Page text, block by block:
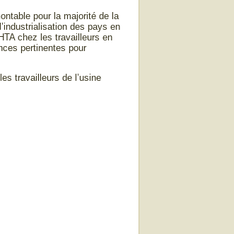
pour la majorité de la
des pays en
chez les travailleurs en
pertinentes pour
travailleurs de l’usine